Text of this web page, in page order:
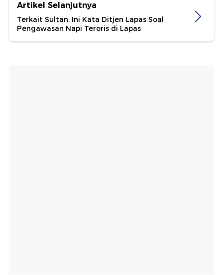
Artikel Selanjutnya
Terkait Sultan, Ini Kata Ditjen Lapas Soal
Pengawasan Napi Teroris di Lapas